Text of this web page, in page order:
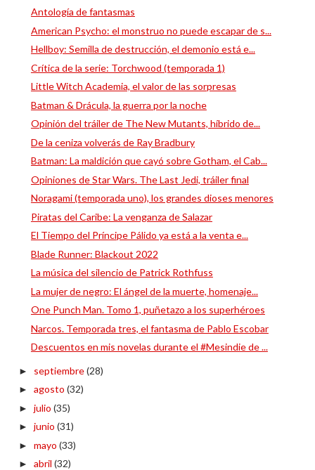
Antología de fantasmas
American Psycho: el monstruo no puede escapar de s...
Hellboy: Semilla de destrucción, el demonio está e...
Crítica de la serie: Torchwood (temporada 1)
Little Witch Academia, el valor de las sorpresas
Batman & Drácula, la guerra por la noche
Opinión del tráiler de The New Mutants, híbrido de...
De la ceniza volverás de Ray Bradbury
Batman: La maldición que cayó sobre Gotham, el Cab...
Opiniones de Star Wars. The Last Jedi, tráiler final
Noragami (temporada uno), los grandes dioses menores
Piratas del Caribe: La venganza de Salazar
El Tiempo del Príncipe Pálido ya está a la venta e...
Blade Runner: Blackout 2022
La música del silencio de Patrick Rothfuss
La mujer de negro: El ángel de la muerte, homenaje...
One Punch Man. Tomo 1, puñetazo a los superhéroes
Narcos. Temporada tres, el fantasma de Pablo Escobar
Descuentos en mis novelas durante el #Mesindie de ...
► septiembre(28)
► agosto (32)
► julio (35)
► junio (31)
► mayo (33)
► abril (32)